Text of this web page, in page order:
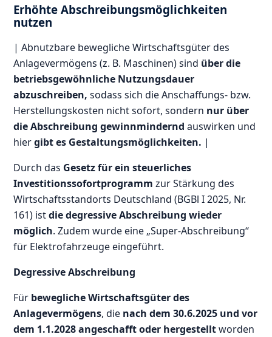
Erhöhte Abschreibungsmöglichkeiten
nutzen
| Abnutzbare bewegliche Wirtschaftsgüter des
Anlagevermögens (z. B. Maschinen) sind über die
betriebsgewöhnliche Nutzungsdauer
abzuschreiben, sodass sich die Anschaffungs- bzw.
Herstellungskosten nicht sofort, sondern nur über
die Abschreibung gewinnmindernd auswirken und
hiergibt es Gestaltungsmöglichkeiten. |
Durch das Gesetz für ein steuerliches
Investitionssofortprogramm zur Stärkung des
Wirtschaftsstandorts Deutschland (BGBl I 2025, Nr.
161) istdie degressive Abschreibung wieder
möglich. Zudem wurde eine „Super-Abschreibung“
für Elektrofahrzeuge eingeführt.
Degressive Abschreibung
Für bewegliche Wirtschaftsgüter des
Anlagevermögens, die nach dem 30.6.2025 und vor
dem 1.1.2028 angeschafft oder hergestelltworden